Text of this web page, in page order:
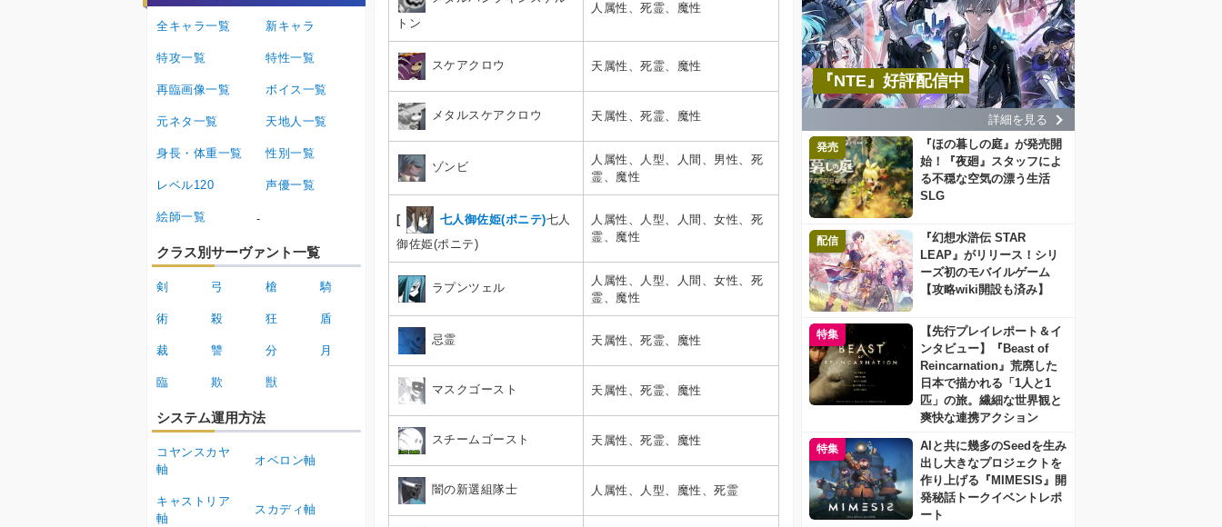
トン
人属性、死霊、魔性
スケアクロウ 天属性、死霊、魔性
メタルスケアクロウ 天属性、死霊、魔性
ゾンビ
人属性、人型、人間、男性、死
霊、魔性
[ 七人御佐姫(ポニテ)七人
御佐姫(ポニテ)
人属性、人型、人間、女性、死
霊、魔性
ラプンツェル
人属性、人型、人間、女性、死
霊、魔性
忌霊 天属性、死霊、魔性
マスクゴースト 天属性、死霊、魔性
スチームゴースト 天属性、死霊、魔性
闇の新選組隊士 人属性、人型、魔性、死霊
『NTE』好評配信中
詳細を見る
発売
『ほの暮しの庭』が発売開
始！『夜廻』スタッフによ
る不穏な空気の漂う生活
SLG
配信
『幻想水滸伝 STAR
LEAP』がリリース！シリ
ーズ初のモバイルゲーム
【攻略wiki開設も済み】
特集
【先行プレイレポート＆イ
ンタビュー】『Beast of
Reincarnation』荒廃した
日本で描かれる「1人と1
匹」の旅。繊細な世界観と
爽快な連携アクション
特集
AIと共に幾多のSeedを生み
出し大きなプロジェクトを
作り上げる『MIMESIS』開
発秘話トークイベントレポ
ート
全キャラ一覧 新キャラ
特攻一覧 特性一覧
再臨画像一覧 ボイス一覧
元ネタ一覧 天地人一覧
身長・体重一覧 性別一覧
レベル120 声優一覧
絵師一覧 -
クラス別サーヴァント一覧
剣 弓 槍 騎
術 殺 狂 盾
裁 讐 分 月
臨 欺 獣
システム運用方法
コヤンスカヤ
軸
オベロン軸
キャストリア
軸
スカディ軸